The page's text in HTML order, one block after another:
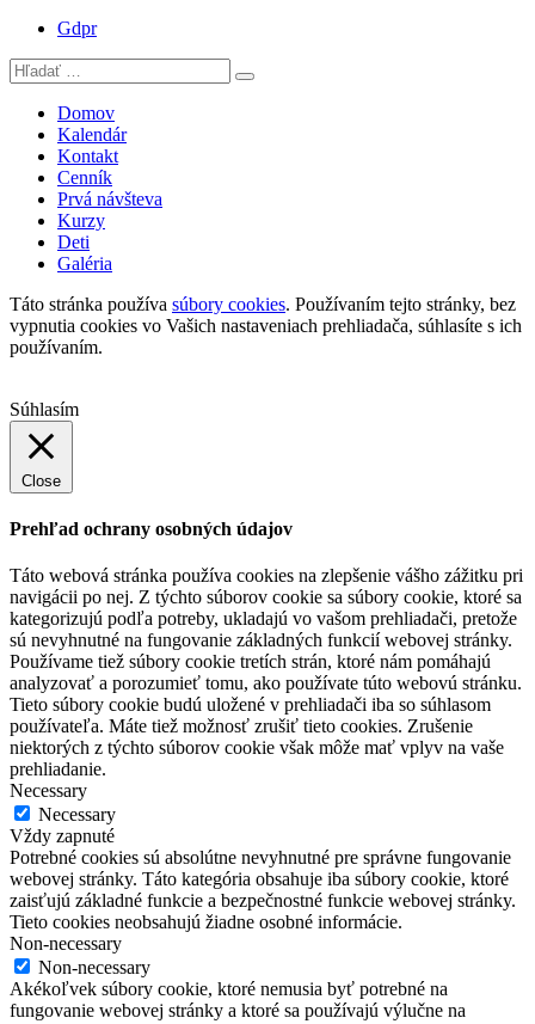
Gdpr
Domov
Kalendár
Kontakt
Cenník
Prvá návšteva
Kurzy
Deti
Galéria
Táto stránka používa súbory cookies. Používaním tejto stránky, bez
vypnutia cookies vo Vašich nastaveniach prehliadača, súhlasíte s ich
používaním.
Súhlasím
Close
Prehľad ochrany osobných údajov
Táto webová stránka používa cookies na zlepšenie vášho zážitku pri
navigácii po nej. Z týchto súborov cookie sa súbory cookie, ktoré sa
kategorizujú podľa potreby, ukladajú vo vašom prehliadači, pretože
sú nevyhnutné na fungovanie základných funkcií webovej stránky.
Používame tiež súbory cookie tretích strán, ktoré nám pomáhajú
analyzovať a porozumieť tomu, ako používate túto webovú stránku.
Tieto súbory cookie budú uložené v prehliadači iba so súhlasom
používateľa. Máte tiež možnosť zrušiť tieto cookies. Zrušenie
niektorých z týchto súborov cookie však môže mať vplyv na vaše
prehliadanie.
Necessary
Necessary
Vždy zapnuté
Potrebné cookies sú absolútne nevyhnutné pre správne fungovanie
webovej stránky. Táto kategória obsahuje iba súbory cookie, ktoré
zaisťujú základné funkcie a bezpečnostné funkcie webovej stránky.
Tieto cookies neobsahujú žiadne osobné informácie.
Non-necessary
Non-necessary
Akékoľvek súbory cookie, ktoré nemusia byť potrebné na
fungovanie webovej stránky a ktoré sa používajú výlučne na